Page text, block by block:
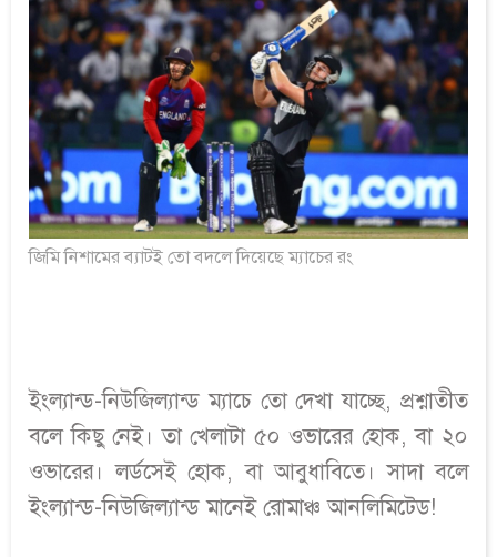
জিমি নিশামের ব্যাটই তো বদলে দিয়েছে ম্যাচের রং
ইংল্যান্ড-নিউজিল্যান্ড ম্যাচে তো দেখা যাচ্ছে, প্রশ্নাতীত
বলে কিছু নেই। তা খেলাটা ৫০ ওভারের হোক, বা ২০
ওভারের। লর্ডসেই হোক, বা আবুধাবিতে। সাদা বলে
ইংল্যান্ড-নিউজিল্যান্ড মানেই রোমাঞ্চ আনলিমিটেড!